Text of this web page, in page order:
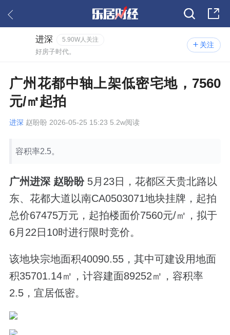
关注
进深 5.90W人关注
好房子时代。
广州花都中轴上架低密宅地，7560
元/㎡起拍
进深 赵盼盼 2026-05-25 15:23 5.2w阅读
容积率2.5。
广州进深 赵盼盼5月23日，花都区天贵北路以
东、花都大道以南CA0503071地块挂牌，起拍
总价67475万元，起拍楼面价7560元/㎡，拟于
6月22日10时进行限时竞价。
该地块宗地面积40090.55，其中可建设用地面
积35701.14㎡，计容建面89252㎡，容积率
2.5，宜居低密。